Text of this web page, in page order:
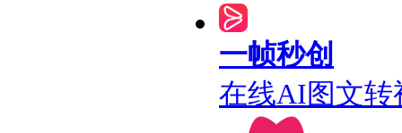
一帧秒创
在线AI图文转